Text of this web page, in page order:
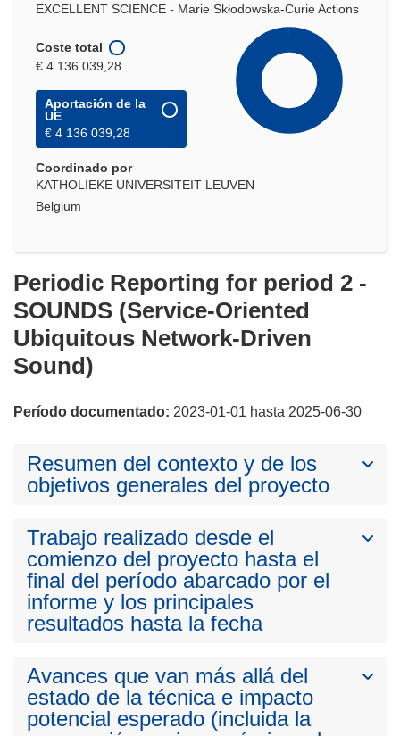
EXCELLENT SCIENCE - Marie Skłodowska-Curie Actions
Coste total
€ 4 136 039,28
Aportación de la
UE
€ 4 136 039,28
Coordinado por
KATHOLIEKE UNIVERSITEIT LEUVEN
Belgium
Periodic Reporting for period 2 -
SOUNDS (Service-Oriented
Ubiquitous Network-Driven
Sound)
Período documentado: 2023-01-01 hasta 2025-06-30
Resumen del contexto y de los
objetivos generales del proyecto
Trabajo realizado desde el
comienzo del proyecto hasta el
final del período abarcado por el
informe y los principales
resultados hasta la fecha
Avances que van más allá del
estado de la técnica e impacto
potencial esperado (incluida la